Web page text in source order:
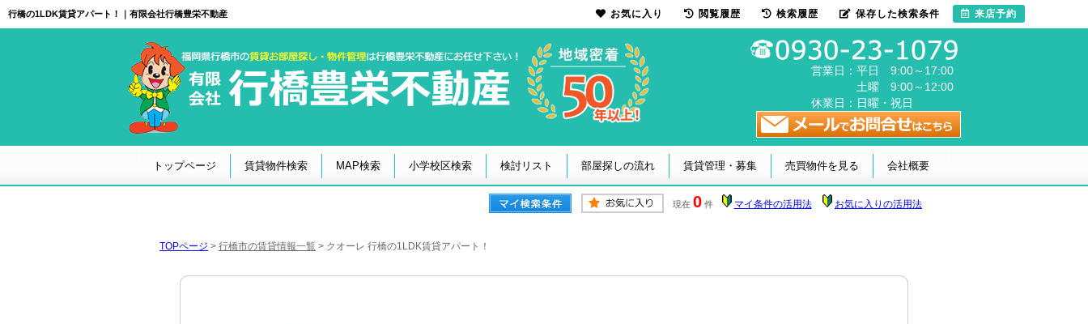
行橋の1LDK賃貸アパート！｜有限会社行橋豊栄不動産
営業日： 平日 9:00～17:00
土曜 9:00～12:00
休業日： 日曜・祝日
トップページ 賃貸物件検索 MAP検索 小学校区検索 検討リスト 部屋探しの流れ 賃貸管理・募集 売買物件を見る 会社概要
現在 0 件 マイ条件の活用法 お気に入りの活用法
TOPページ > 行橋市の賃貸情報一覧 > クオーレ 行橋の1LDK賃貸アパート！
お気に入り 閲覧履歴 検索履歴 保存した検索条件 来店予約